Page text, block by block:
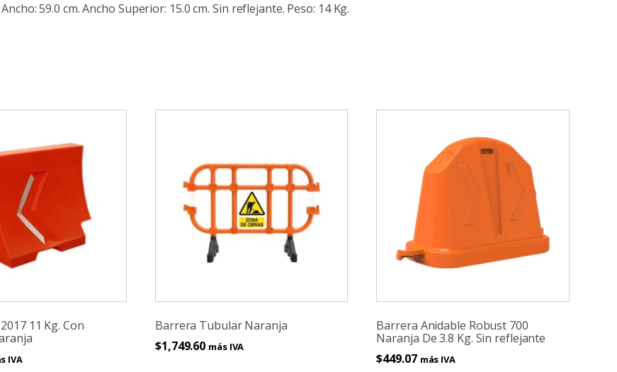
59.0 cm. Ancho Superior: 15.0 cm. Sin reflejante. Peso: 14 Kg.
11 Kg. Con
IVA
Barrera Tubular Naranja
$1,749.60 más IVA
Barrera Anidable Robust 700
Naranja De 3.8 Kg. Sin reflejante
$449.07 más IVA